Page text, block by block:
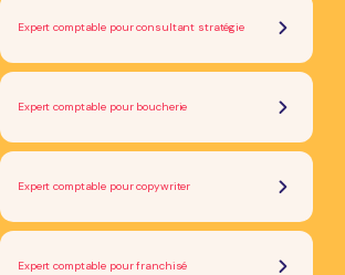
Expert comptable pour consultant stratégie
Expert comptable pour boucherie
Expert comptable pour copywriter
Expert comptable pour franchisé